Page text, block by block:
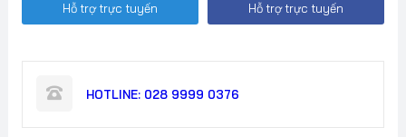
lượng
Hỗ trợ trực tuyến Hỗ trợ trực tuyến
HOTLINE: 028 9999 0376